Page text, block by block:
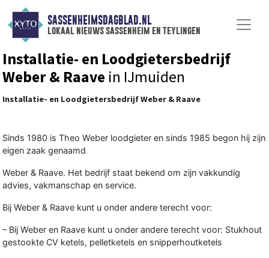
SASSENHEIMSDAGBLAD.NL
lokaal nieuws sassenheim en teylingen
Installatie- en Loodgietersbedrijf
Weber & Raave in IJmuiden
Installatie- en Loodgietersbedrijf Weber & Raave
Sinds 1980 is Theo Weber loodgieter en sinds 1985 begon hij zijn
eigen zaak genaamd
Weber & Raave. Het bedrijf staat bekend om zijn vakkundig
advies, vakmanschap en service.
Bij Weber & Raave kunt u onder andere terecht voor:
– Bij Weber en Raave kunt u onder andere terecht voor: Stukhout
gestookte CV ketels, pelletketels en snipperhoutketels